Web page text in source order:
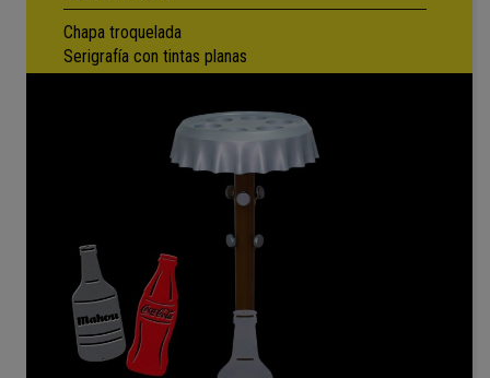
Chapa troquelada
Serigrafía con tintas planas